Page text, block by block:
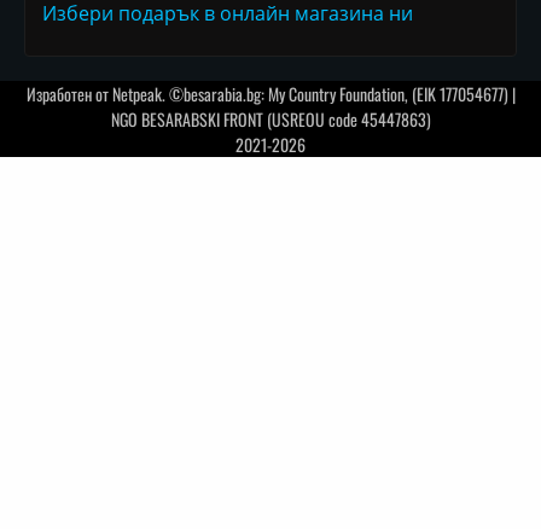
Избери подарък в онлайн магазина ни
Изработен отNetpeak. ©besarabia.bg: My Country Foundation, (EIK 177054677) |
NGO BESARABSKI FRONT (USREOU code 45447863)
2021-2026